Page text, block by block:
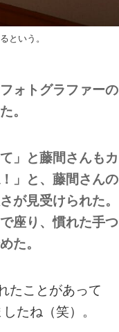
という。
ォトグラファーの
。
」と藤間さんもカ
」と、藤間さんの
が見受けられた。
座り、慣れた手つ
た。
たことがあって
たね（笑）。